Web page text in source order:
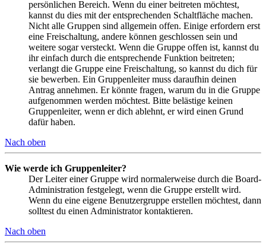
persönlichen Bereich. Wenn du einer beitreten möchtest,
kannst du dies mit der entsprechenden Schaltfläche machen.
Nicht alle Gruppen sind allgemein offen. Einige erfordern erst
eine Freischaltung, andere können geschlossen sein und
weitere sogar versteckt. Wenn die Gruppe offen ist, kannst du
ihr einfach durch die entsprechende Funktion beitreten;
verlangt die Gruppe eine Freischaltung, so kannst du dich für
sie bewerben. Ein Gruppenleiter muss daraufhin deinen
Antrag annehmen. Er könnte fragen, warum du in die Gruppe
aufgenommen werden möchtest. Bitte belästige keinen
Gruppenleiter, wenn er dich ablehnt, er wird einen Grund
dafür haben.
Nach oben
Wie werde ich Gruppenleiter?
Der Leiter einer Gruppe wird normalerweise durch die Board-
Administration festgelegt, wenn die Gruppe erstellt wird.
Wenn du eine eigene Benutzergruppe erstellen möchtest, dann
solltest du einen Administrator kontaktieren.
Nach oben